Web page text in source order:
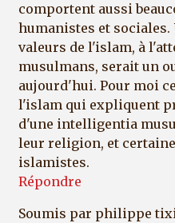
comportent aussi
humanistes et
valeurs de l'islam, à
musulmans, serait un
aujourd'hui. Pour moi
l'islam qui expliquent
d'une intelligentia
leur religion, et
islamistes.
Répondre
Soumis par philippe